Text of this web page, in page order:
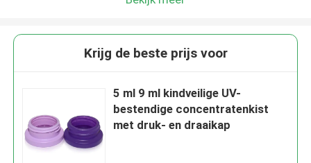
Krijg de beste prijs voor
5 ml 9 ml kindveilige UV-
bestendige concentratenkist
met druk- en draaikap